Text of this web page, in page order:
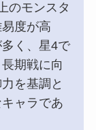
のモンスタ
度が高
く、星4で
期戦に向
を基調と
ャラであ